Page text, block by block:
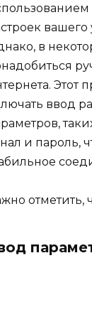
вашего
в
Этот
ввод
и пароль,
отметить,